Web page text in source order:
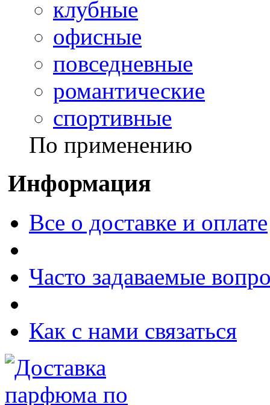
клубные
офисные
повседневные
романтические
спортивные
По применению
Информация
Все о доставке и оплате
Часто задаваемые
Как с нами связаться